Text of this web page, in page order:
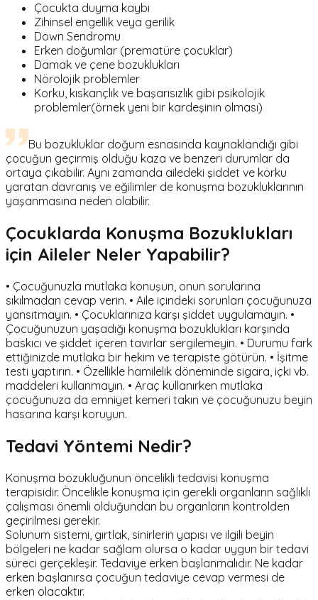
Çocukta duyma kaybı
Zihinsel engellik veya gerilik
Down Sendromu
Erken doğumlar (prematüre çocuklar)
Damak ve çene bozuklukları
Nörolojik problemler
Korku, kıskançlık ve başarısızlık gibi psikolojik
problemler(örnek yeni bir kardeşinin olması)
Bu bozukluklar doğum esnasında kaynaklandığı gibi
çocuğun geçirmiş olduğu kaza ve benzeri durumlar da
ortaya çıkabilir. Aynı zamanda ailedeki şiddet ve korku
yaratan davranış ve eğilimler de konuşma bozukluklarının
yaşanmasına neden olabilir.
Çocuklarda Konuşma Bozuklukları
için Aileler Neler Yapabilir?
• Çocuğunuzla mutlaka konuşun, onun sorularına
sıkılmadan cevap verin. • Aile içindeki sorunları çocuğunuza
yansıtmayın. • Çocuklarınıza karşı şiddet uygulamayın. •
Çocuğunuzun yaşadığı konuşma bozuklukları karşında
baskıcı ve şiddet içeren tavırlar sergilemeyin. • Durumu fark
ettiğinizde mutlaka bir hekim ve terapiste götürün. • İşitme
testi yaptırın. • Özellikle hamilelik döneminde sigara, içki vb.
maddeleri kullanmayın. • Araç kullanırken mutlaka
çocuğunuza da emniyet kemeri takın ve çocuğunuzu beyin
hasarına karşı koruyun.
Tedavi Yöntemi Nedir?
Konuşma bozukluğunun öncelikli tedavisi konuşma
terapisidir. Öncelikle konuşma için gerekli organların sağlıklı
çalışması önemli olduğundan bu organların kontrolden
geçirilmesi gerekir.
Solunum sistemi, gırtlak, sinirlerin yapısı ve ilgili beyin
bölgeleri ne kadar sağlam olursa o kadar uygun bir tedavi
süreci gerçekleşir. Tedaviye erken başlanmalıdır. Ne kadar
erken başlanırsa çocuğun tedaviye cevap vermesi de
erken olacaktır.